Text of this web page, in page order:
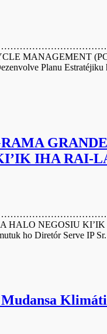
MANAGEMENT
Planu
IHA RAI-
NEGOSIU KI’IK
ho Diretór Serve IP